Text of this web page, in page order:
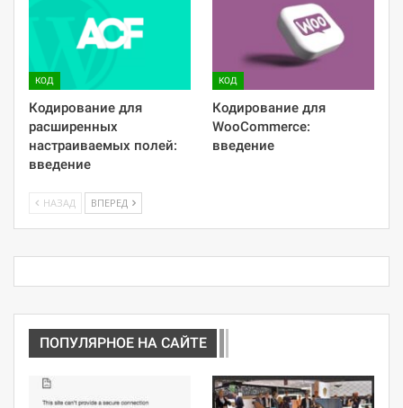
КОД
Кодирование для
расширенных
настраиваемых полей:
введение
КОД
Кодирование для
WooCommerce:
введение
НАЗАД ВПЕРЕД
ПОПУЛЯРНОЕ НА САЙТЕ